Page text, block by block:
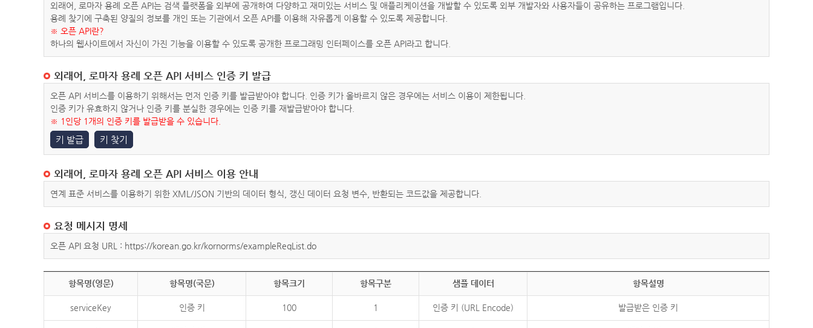
외래어, 로마자 용례 오픈 API는 검색 플랫폼을 외부에 공개하여 다양하고 재미있는 서비스 및 애플리케이션을 개발할 수 있도록 외부 개발자와 사용자들이 공유하는 프로그램입니다.
용례 찾기에 구축된 양질의 정보를 개인 또는 기관에서 오픈 API를 이용해 자유롭게 이용할 수 있도록 제공합니다.
※ 오픈 API란?
하나의 웹사이트에서 자신이 가진 기능을 이용할 수 있도록 공개한 프로그래밍 인터페이스를 오픈 API라고 합니다.
외래어, 로마자 용례 오픈 API 서비스 인증 키 발급
오픈 API 서비스를 이용하기 위해서는 먼저 인증 키를 발급받아야 합니다. 인증 키가 올바르지 않은 경우에는 서비스 이용이 제한됩니다.
인증 키가 유효하지 않거나 인증 키를 분실한 경우에는 인증 키를 재발급받아야 합니다.
※ 1인당 1개의 인증 키를 발급받을 수 있습니다.
키 발급 키 찾기
외래어, 로마자 용례 오픈 API 서비스 이용 안내
연계 표준 서비스를 이용하기 위한 XML/JSON 기반의 데이터 형식, 갱신 데이터 요청 변수, 반환되는 코드값을 제공합니다.
요청 메시지 명세
오픈 API 요청 URL : https://korean.go.kr/kornorms/exampleReqList.do
항목명(영문) 항목명(국문) 항목크기 항목구분 샘플 데이터 항목설명
serviceKey 인증 키 100 1 인증 키 (URL Encode) 발급받은 인증 키